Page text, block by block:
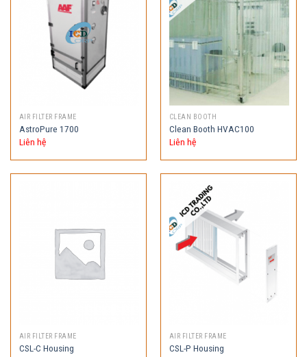
AIR FILTER FRAME
AstroPure 1700
Liên hệ
CLEAN BOOTH
Clean Booth HVAC100
Liên hệ
AIR FILTER FRAME
CSL-C Housing
AIR FILTER FRAME
CSL-P Housing